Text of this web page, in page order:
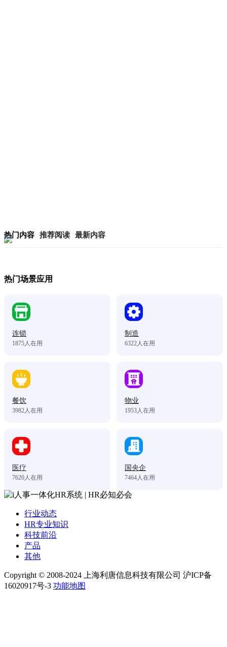
热门内容 推荐阅读 最新内容
热门场景应用
连锁
1875人在用
制造
6322人在用
餐饮
3982人在用
物业
1953人在用
医疗
7620人在用
国央企
7464人在用
行业动态
HR专业知识
科技前沿
产品
其他
Copyright © 2008-2024 上海利唐信息科技有限公司 沪ICP备
16020917号-3 功能地图